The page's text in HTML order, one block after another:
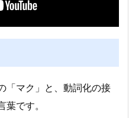
「マク」と、動詞化の接
葉です。